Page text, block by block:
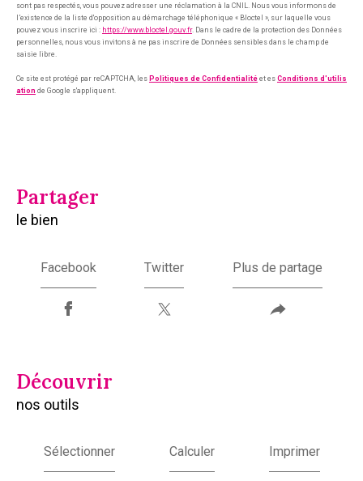
sont pas respectés, vous pouvez adresser une réclamation à la CNIL. Nous vous informons de
l’existence de la liste d'opposition au démarchage téléphonique « Bloctel », sur laquelle vous
pouvez vous inscrire ici : https://www.bloctel.gouv.fr. Dans le cadre de la protection des Données
personnelles, nous vous invitons à ne pas inscrire de Données sensibles dans le champ de
saisie libre.
Ce site est protégé par reCAPTCHA, les Politiques de Confidentialité et es Conditions d'utilis
ation de Google s'appliquent.
partager
le bien
Facebook Twitter Plus de partage
découvrir
nos outils
Sélectionner Calculer Imprimer